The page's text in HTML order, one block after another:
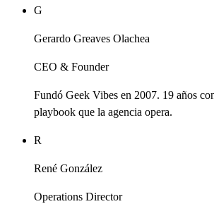
G
Gerardo Greaves Olachea
CEO & Founder
Fundó Geek Vibes en 2007. 19 años
playbook que la agencia opera.
R
René González
Operations Director